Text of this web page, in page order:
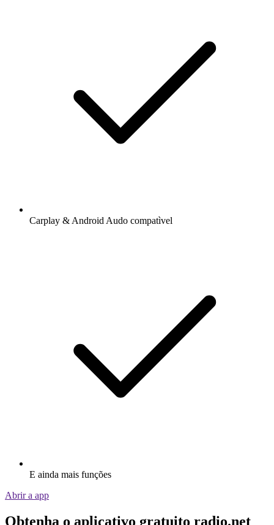
Carplay & Android Audo compatìvel
E ainda mais funções
Abrir a app
Obtenha o aplicativo gratuito radio.net